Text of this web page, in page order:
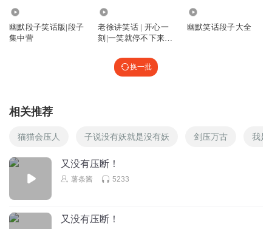
幽默段子笑话版|段子
集中营
老徐讲笑话 | 开心一
刻|一笑就停不下来的
幽默笑话段子大全
换一批
相关推荐
猫猫会压人 子说没有妖就是没有妖 剑压万古 我是
又没有压断！
薯条酱 5233
又没有压断！